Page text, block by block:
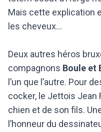
Mais cette explication
les cheveux…
Deux autres héros
compagnons Boule et
l’un que l’autre. Pour
cocker, le Jettois Jean
chien et de son fils.
l’honneur du